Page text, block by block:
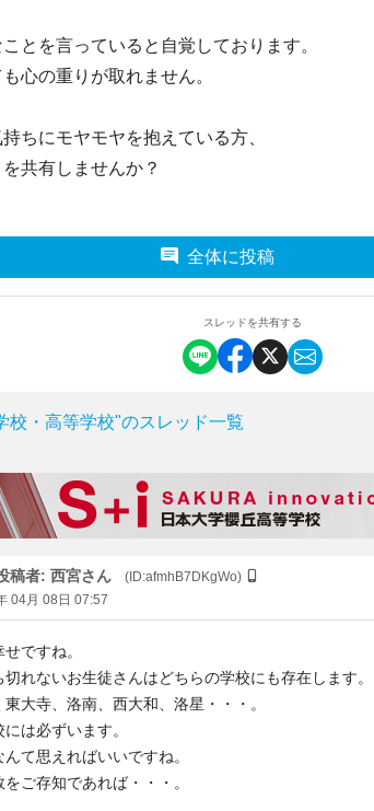
とを言っていると自覚しております。
心の重りが取れません。
ちにモヤモヤを抱えている方、
共有しませんか？
全体に投稿
スレッドを共有する
校・高等学校"のスレッド一覧
稿者: 西宮さん
(ID:afmhB7DKgWo)
04月 08日 07:57
ですね。
れないお生徒さんはどちらの学校にも存在します。
大寺、洛南、西大和、洛星・・・。
は必ずいます。
て思えればいいですね。
ご存知であれば・・・。